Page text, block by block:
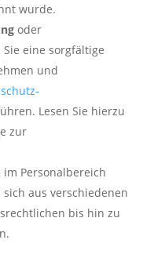
wurde.
oder
eine sorgfältige
und
Lesen Sie hierzu
zur
im Personalbereich
aus verschiedenen
bis hin zu